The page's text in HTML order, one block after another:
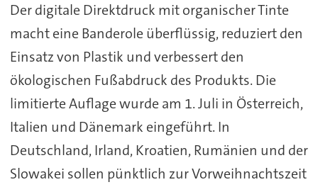
Der digitale Direktdruck mit organischer Tinte
macht eine Banderole überflüssig, reduziert den
Einsatz von Plastik und verbessert den
ökologischen Fußabdruck des Produkts. Die
limitierte Auflage wurde am 1. Juli in Österreich,
Italien und Dänemark eingeführt. In
Deutschland, Irland, Kroatien, Rumänien und der
Slowakei sollen pünktlich zur Vorweihnachtszeit